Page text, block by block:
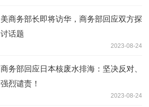
美商务部长即将访华，商务部回应双方探
讨话题
2023-08-24
商务部回应日本核废水排海：坚决反对、
强烈谴责！
2023-08-24